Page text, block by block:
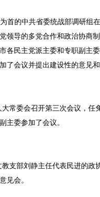
首的中共省委统战部调研组
领导的多党合作和政治协商
各民主党派主委和专职副主
了会议并提出建设性的意见
常委会召开第三次会议，任
主委参加了会议。
支部刘静主任代表民进的政
见会。